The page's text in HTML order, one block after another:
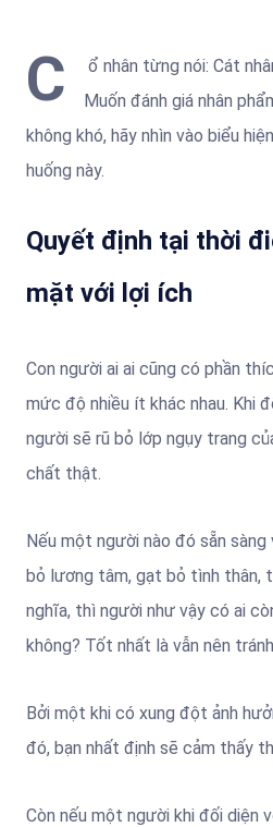
C
ổ nhân từng nói: Cát
Muốn đánh giá nhân
không khó, hãy nhìn vào biểu
huống này.
Quyết định tại thời
mặt với lợi ích
Con người ai ai cũng có phần
mức độ nhiều ít khác nhau. Khi
người sẽ rũ bỏ lớp ngụy trang
chất thật.
Nếu một người nào đó sẵn
bỏ lương tâm, gạt bỏ tình thân,
nghĩa, thì người như vậy có ai
không? Tốt nhất là vẫn nên
Bởi một khi có xung đột ảnh
đó, bạn nhất định sẽ cảm thấy
Còn nếu một người khi đối diện